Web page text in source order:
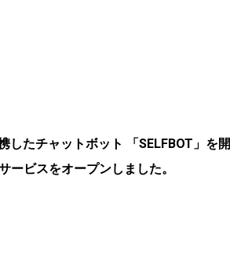
たチャットボット 「SELFBOT」を
ビスをオープンしました。